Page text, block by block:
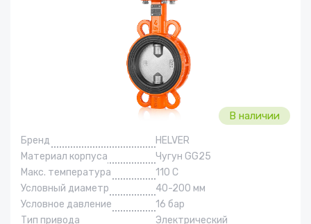
В наличии
Бренд
HELVER
Материал корпуса
Чугун GG25
Макс. температура
110 С
Условный диаметр
40-200 мм
Условное давление
16 бар
Тип привода
Электрический